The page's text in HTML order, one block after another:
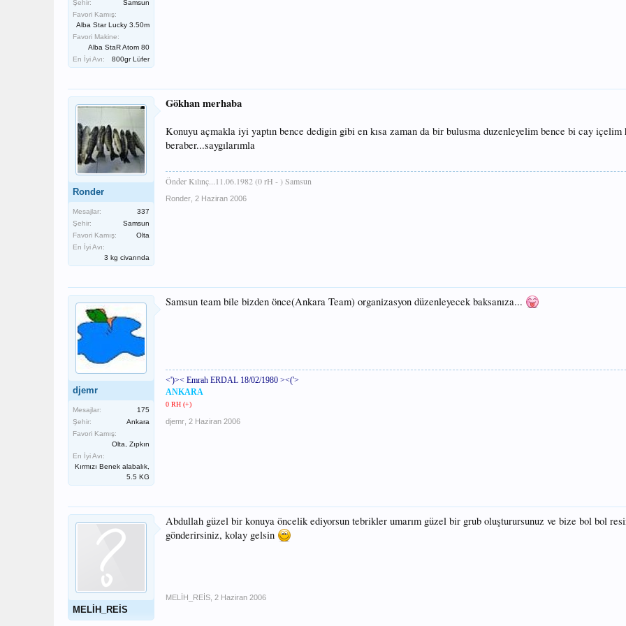
Şehir:
Samsun
Favori Kamış:
Alba Star Lucky 3.50m
Favori Makine:
Alba StaR Atom 80
En İyi Avı:
800gr Lüfer
Ronder
Mesajlar:
337
Şehir:
Samsun
Favori Kamış:
Olta
En İyi Avı:
3 kg civarında
Gökhan merhaba
Konuyu açmakla iyi yaptın bence dedigin gibi en kısa zaman da bir bulusma duzenleyelim bence bi cay içelim
beraber...saygılarımla
Önder Kılınç...11.06.1982 (0 rH - ) Samsun
Ronder 2 Haziran 2006
djemr
Mesajlar:
175
Şehir:
Ankara
Favori Kamış:
Olta, Zıpkın
En İyi Avı:
Kırmızı Benek alabalık,
5.5 KG
Samsun team bile bizden önce(Ankara Team) organizasyon düzenleyecek baksanıza...
<')>< Emrah ERDAL 18/02/1980 ><('>
ANKARA
0 RH (+)
djemr 2 Haziran 2006
MELİH_REİS
Abdullah güzel bir konuya öncelik ediyorsun tebrikler umarım güzel bir grub oluşturursunuz ve bize bol bol
gönderirsiniz, kolay gelsin
MELİH_REİS 2 Haziran 2006